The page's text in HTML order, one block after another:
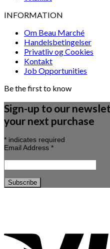
INFORMATION
Om Beau Marché
Handelsbetingelser
Privatliv og Cookies
Kontakt
Job Opportunities
Be the first to know
Sign-up to our
your next purchase
* indicates required
Email Address *